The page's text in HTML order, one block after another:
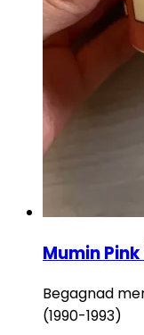
Mumin
Begagnad
(1990-1993)